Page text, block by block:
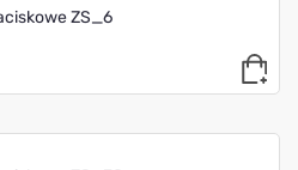
ZS_6